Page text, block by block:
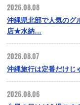
2026.08.08
沖縄県北部で人気のグ
店★水納…
2026.08.07
沖縄旅行は定番だけ
2026.08.06